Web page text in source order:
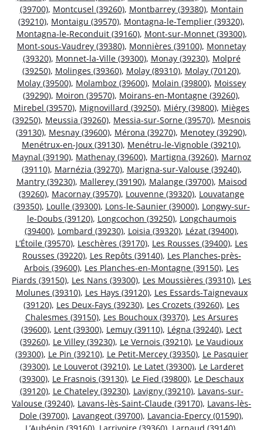
(39700), Montcusel (39260), Montbarrey (39380), Montain
(39210), Montaigu (39570), Montagna-le-Templier (39320),
Montagna-le-Reconduit (39160), Mont-sur-Monnet (39300),
Mont-sous-Vaudrey (39380), Monnières (39100), Monnetay
(39320), Monnet-la-Ville (39300), Monay (39230), Molpré
(39250), Molinges (39360), Molay (89310), Molay (70120),
Molay (39500), Molamboz (39600), Molain (39800), Moissey
(39290), Moiron (39570), Moirans-en-Montagne (39260),
Mirebel (39570), Mignovillard (39250), Miéry (39800), Mièges
(39250), Meussia (39260), Messia-sur-Sorne (39570), Mesnois
(39130), Mesnay (39600), Mérona (39270), Menotey (39290),
Menétrux-en-Joux (39130), Menétru-le-Vignoble (39210),
Maynal (39190), Mathenay (39600), Martigna (39260), Marnoz
(39110), Marnézia (39270), Marigna-sur-Valouse (39240),
Mantry (39230), Mallerey (39190), Malange (39700), Maisod
(39260), Macornay (39570), Louvenne (39320), Louvatange
(39350), Loulle (39300), Lons-le-Saunier (39000), Longwy-sur-
le-Doubs (39120), Longcochon (39250), Longchaumois
(39400), Lombard (39230), Loisia (39320), Lézat (39400),
L’Étoile (39570), Leschères (39170), Les Rousses (39400), Les
Rousses (39220), Les Repôts (39140), Les Planches-près-
Arbois (39600), Les Planches-en-Montagne (39150), Les
Piards (39150), Les Nans (39300), Les Moussières (39310), Les
Molunes (39310), Les Hays (39120), Les Essards-Taignevaux
(39120), Les Deux-Fays (39230), Les Crozets (39260), Les
Chalesmes (39150), Les Bouchoux (39370), Les Arsures
(39600), Lent (39300), Lemuy (39110), Légna (39240), Lect
(39260), Le Villey (39230), Le Vernois (39210), Le Vaudioux
(39300), Le Pin (39210), Le Petit-Mercey (39350), Le Pasquier
(39300), Le Louverot (39210), Le Latet (39300), Le Larderet
(39300), Le Frasnois (39130), Le Fied (39800), Le Deschaux
(39120), Le Chateley (39230), Lavigny (39210), Lavans-sur-
Valouse (39240), Lavans-lès-Saint-Claude (39170), Lavans-lès-
Dole (39700), Lavangeot (39700), Lavancia-Epercy (01590),